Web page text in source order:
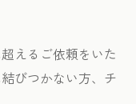
えるご依頼をいた
びつかない方、チ